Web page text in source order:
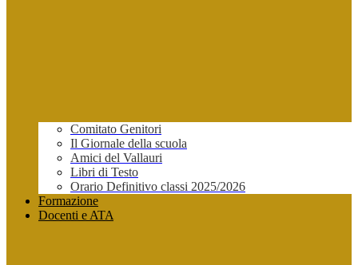
Comitato Genitori
Il Giornale della scuola
Amici del Vallauri
Libri di Testo
Orario Definitivo classi 2025/2026
Formazione
Docenti e ATA